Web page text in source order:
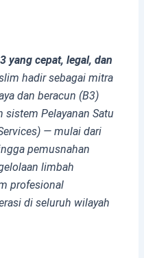
yang cepat, legal, dan
hadir sebagai mitra
dan beracun (B3)
sistem Pelayanan Satu
— mulai dari
pemusnahan
limbah
profesional
di seluruh wilayah